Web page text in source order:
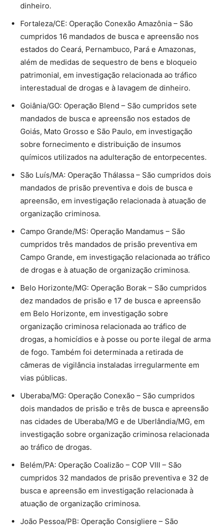
dinheiro.
Fortaleza/CE: Operação Conexão Amazônia – São
cumpridos 16 mandados de busca e apreensão nos
estados do Ceará, Pernambuco, Pará e Amazonas,
além de medidas de sequestro de bens e bloqueio
patrimonial, em investigação relacionada ao tráfico
interestadual de drogas e à lavagem de dinheiro.
Goiânia/GO: Operação Blend – São cumpridos sete
mandados de busca e apreensão nos estados de
Goiás, Mato Grosso e São Paulo, em investigação
sobre fornecimento e distribuição de insumos
químicos utilizados na adulteração de entorpecentes.
São Luís/MA: Operação Thálassa – São cumpridos dois
mandados de prisão preventiva e dois de busca e
apreensão, em investigação relacionada à atuação de
organização criminosa.
Campo Grande/MS: Operação Mandamus – São
cumpridos três mandados de prisão preventiva em
Campo Grande, em investigação relacionada ao tráfico
de drogas e à atuação de organização criminosa.
Belo Horizonte/MG: Operação Borak – São cumpridos
dez mandados de prisão e 17 de busca e apreensão
em Belo Horizonte, em investigação sobre
organização criminosa relacionada ao tráfico de
drogas, a homicídios e à posse ou porte ilegal de arma
de fogo. Também foi determinada a retirada de
câmeras de vigilância instaladas irregularmente em
vias públicas.
Uberaba/MG: Operação Conexão – São cumpridos
dois mandados de prisão e três de busca e apreensão
nas cidades de Uberaba/MG e de Uberlândia/MG, em
investigação sobre organização criminosa relacionada
ao tráfico de drogas.
Belém/PA: Operação Coalizão – COP VIII – São
cumpridos 32 mandados de prisão preventiva e 32 de
busca e apreensão em investigação relacionada à
atuação de organização criminosa.
João Pessoa/PB: Operação Consigliere – São